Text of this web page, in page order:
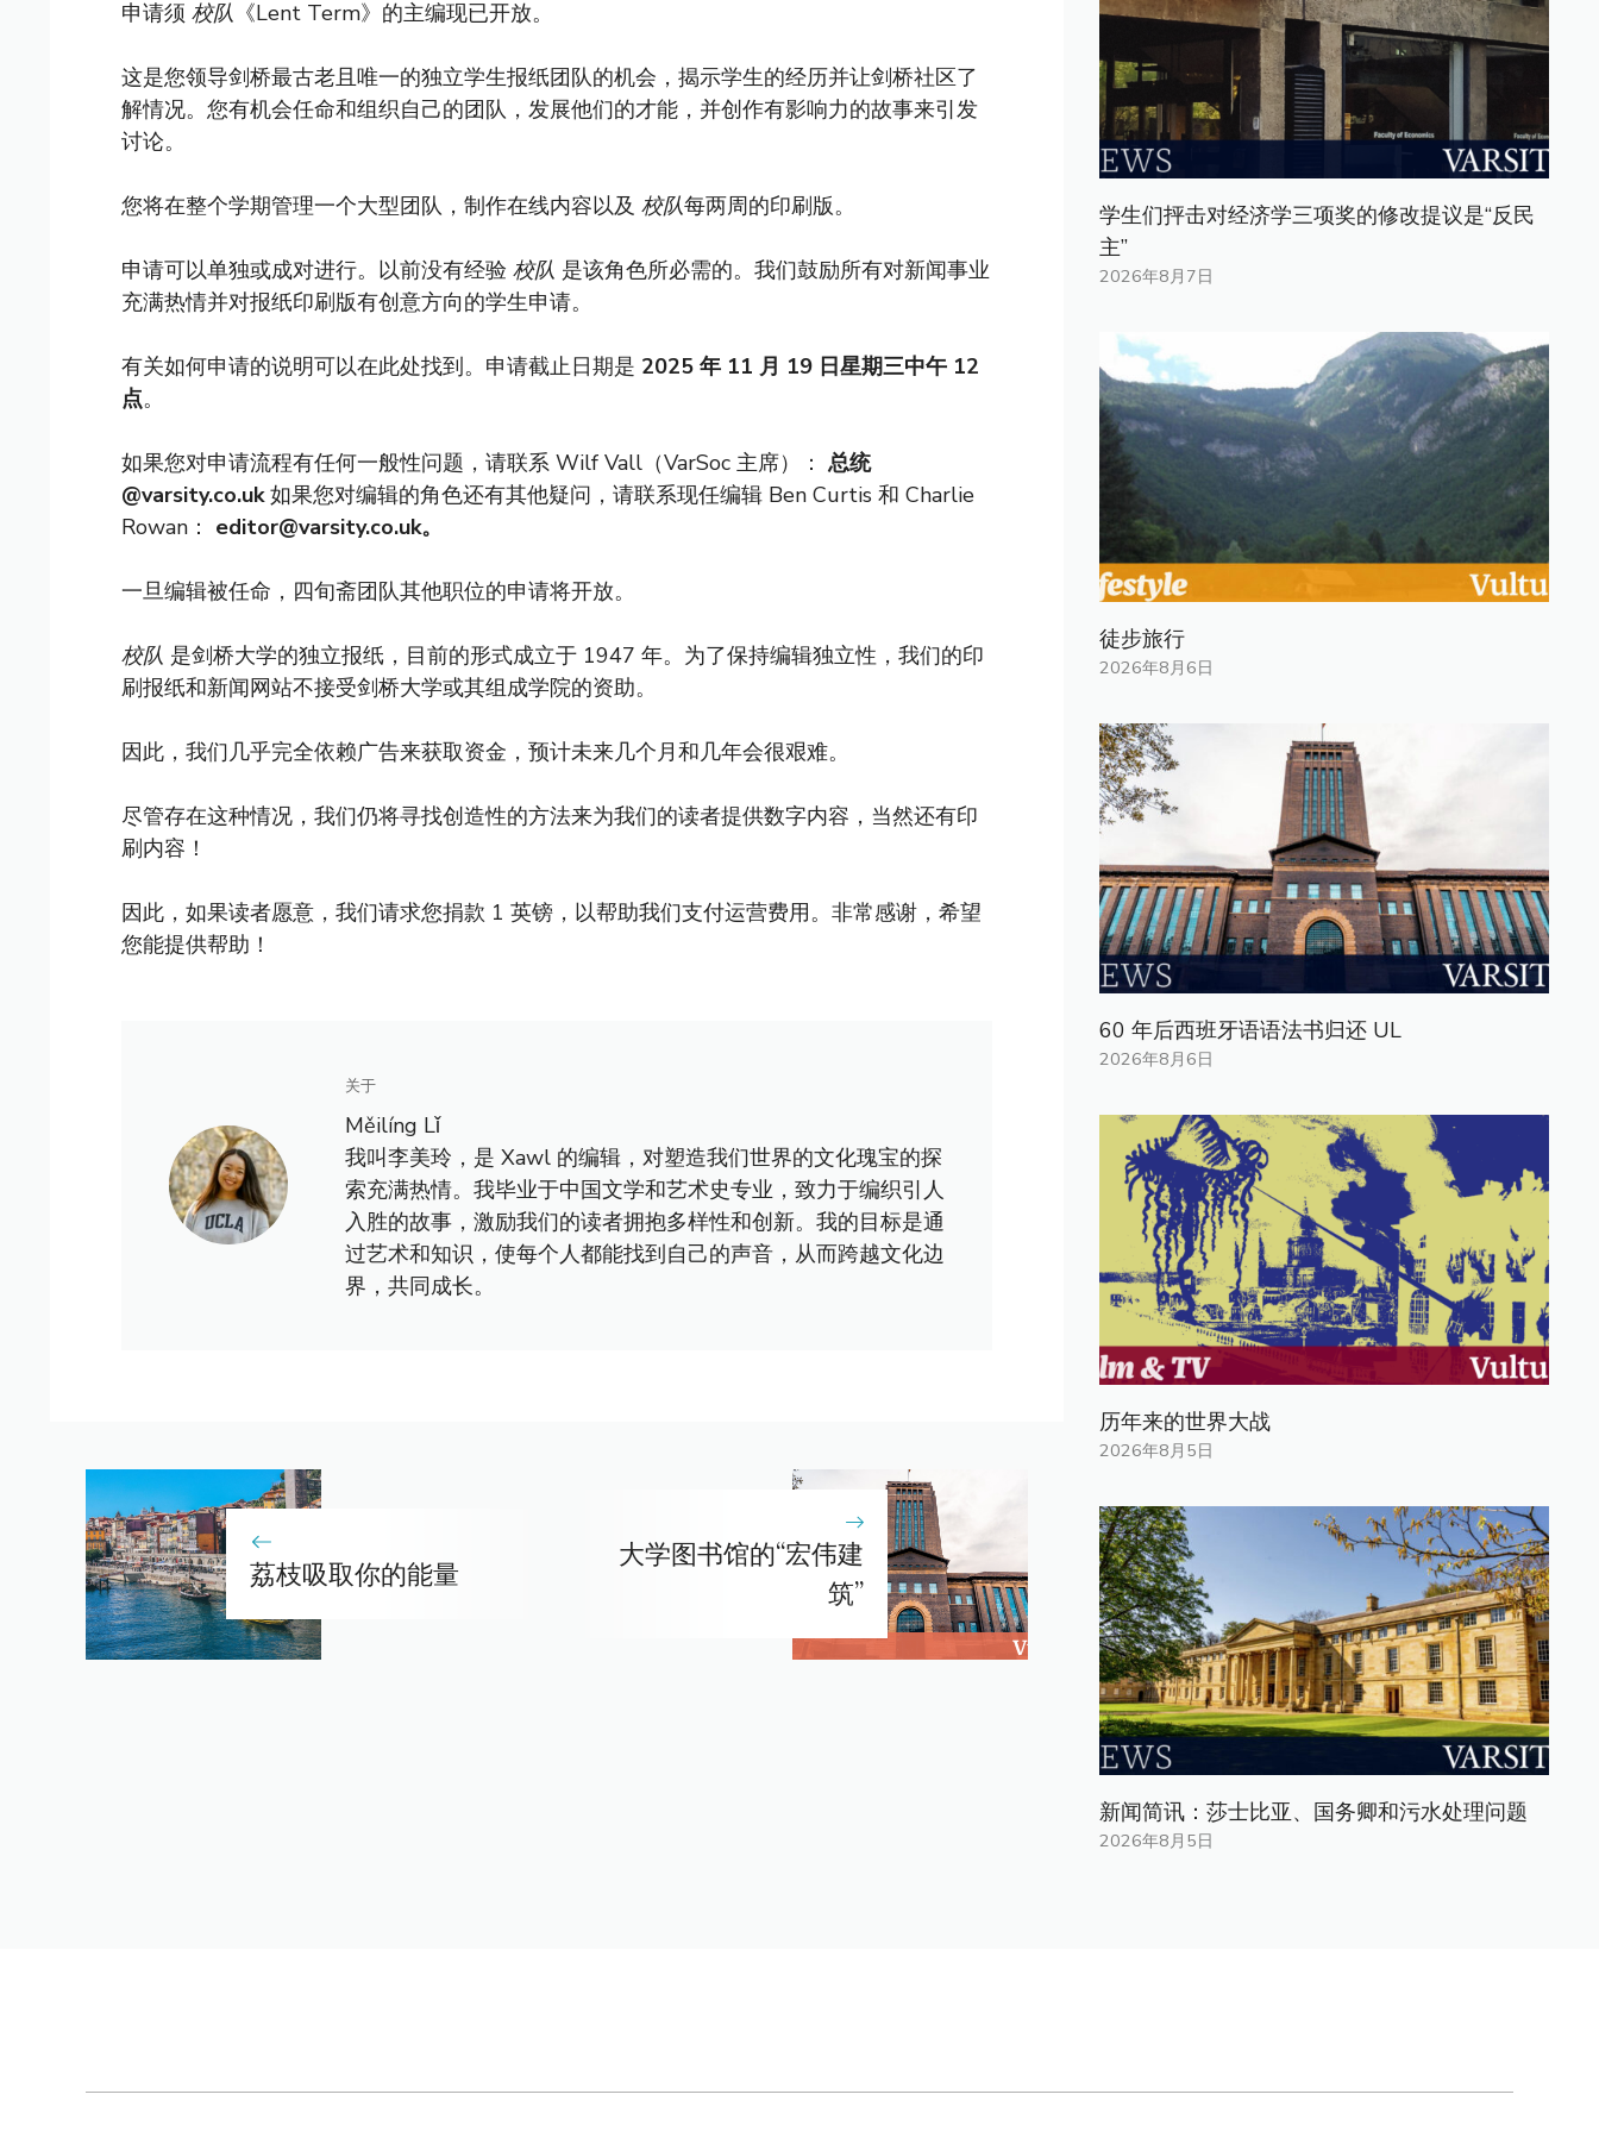
申请须 校队 《Lent Term》的主编现已开放。
这是您领导剑桥最古老且唯一的独立学生报纸团队的机会，揭示学生的经历并让剑桥社区了
解情况。您有机会任命和组织自己的团队，发展他们的才能，并创作有影响力的故事来引发
讨论。
您将在整个学期管理一个大型团队，制作在线内容以及 校队每两周的印刷版。
申请可以单独或成对进行。以前没有经验 校队 是该角色所必需的。我们鼓励所有对新闻事业
充满热情并对报纸印刷版有创意方向的学生申请。
有关如何申请的说明可以在此处找到。申请截止日期是 2025 年 11 月 19 日星期三中午 12
点。
如果您对申请流程有任何一般性问题，请联系 Wilf Vall（VarSoc 主席）： 总统
@varsity.co.uk如果您对编辑的角色还有其他疑问，请联系现任编辑 Ben Curtis 和 Charlie
Rowan： editor@varsity.co.uk。
一旦编辑被任命，四旬斋团队其他职位的申请将开放。
校队 是剑桥大学的独立报纸，目前的形式成立于 1947 年。为了保持编辑独立性，我们的印
刷报纸和新闻网站不接受剑桥大学或其组成学院的资助。
因此，我们几乎完全依赖广告来获取资金，预计未来几个月和几年会很艰难。
尽管存在这种情况，我们仍将寻找创造性的方法来为我们的读者提供数字内容，当然还有印
刷内容！
因此，如果读者愿意，我们请求您捐款 1 英镑，以帮助我们支付运营费用。非常感谢，希望
您能提供帮助！
关于
Měilíng Lǐ
我叫李美玲，是 Xawl 的编辑，对塑造我们世界的文化瑰宝的探
索充满热情。我毕业于中国文学和艺术史专业，致力于编织引人
入胜的故事，激励我们的读者拥抱多样性和创新。我的目标是通
过艺术和知识，使每个人都能找到自己的声音，从而跨越文化边
界，共同成长。
荔枝吸取你的能量
大学图书馆的“宏伟建
筑”
学生们抨击对经济学三项奖的修改提议是“反民
主”
2026年8月7日
徒步旅行
2026年8月6日
60 年后西班牙语语法书归还 UL
2026年8月6日
历年来的世界大战
2026年8月5日
新闻简讯：莎士比亚、国务卿和污水处理问题
2026年8月5日